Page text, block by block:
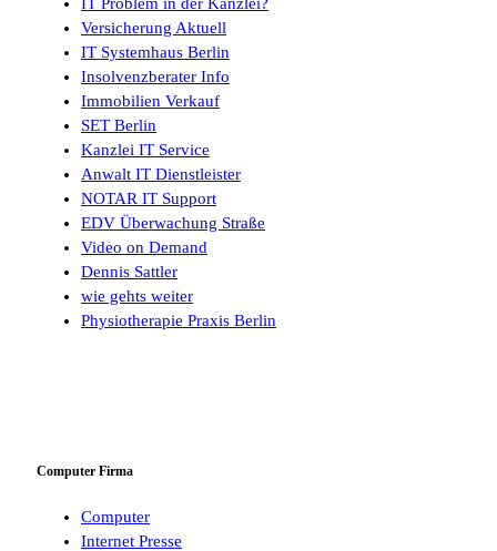
Versicherung Aktuell
IT Systemhaus Berlin
Insolvenzberater Info
Immobilien Verkauf
SET Berlin
Kanzlei IT Service
Anwalt IT Dienstleister
NOTAR IT Support
EDV Überwachung Straße
Video on Demand
Dennis Sattler
wie gehts weiter
Physiotherapie Praxis Berlin
Computer Firma
Computer
Internet Presse